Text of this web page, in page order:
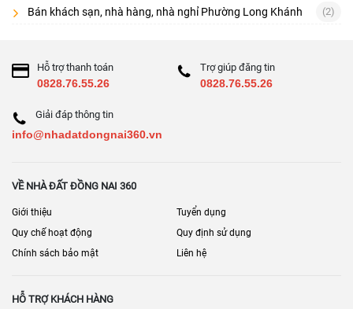
Vận hành:công suất phòng (nếu lưu trú), lượng khách, kênh bán
Checklist 9 điểm
Hồ sơ pháp lý & hiện trạng công trình
PCCC, lối thoát hiểm, hệ thống kỹ thuật
Doanh thu/chi phí vận hành (kiểm chứng)
Nhân sự/nhà cung cấp (nếu chuyển giao vận hành)
Quy hoạch khu vực, lộ giới
Khả năng cải tạo/đổi công năng
Bán khách sạn, nhà hàng, nhà nghỉ Phường Long Khánh (2)
Hỗ trợ thanh toán
0828.76.55.26
Trợ giúp đăng tin
0828.76.55.26
Giải đáp thông tin
info@nhadatdongnai360.vn
VỀ NHÀ ĐẤT ĐỒNG NAI 360
Giới thiệu
Tuyển dụng
Quy chế hoạt động
Quy định sử dụng
Chính sách bảo mật
Liên hệ
HỖ TRỢ KHÁCH HÀNG